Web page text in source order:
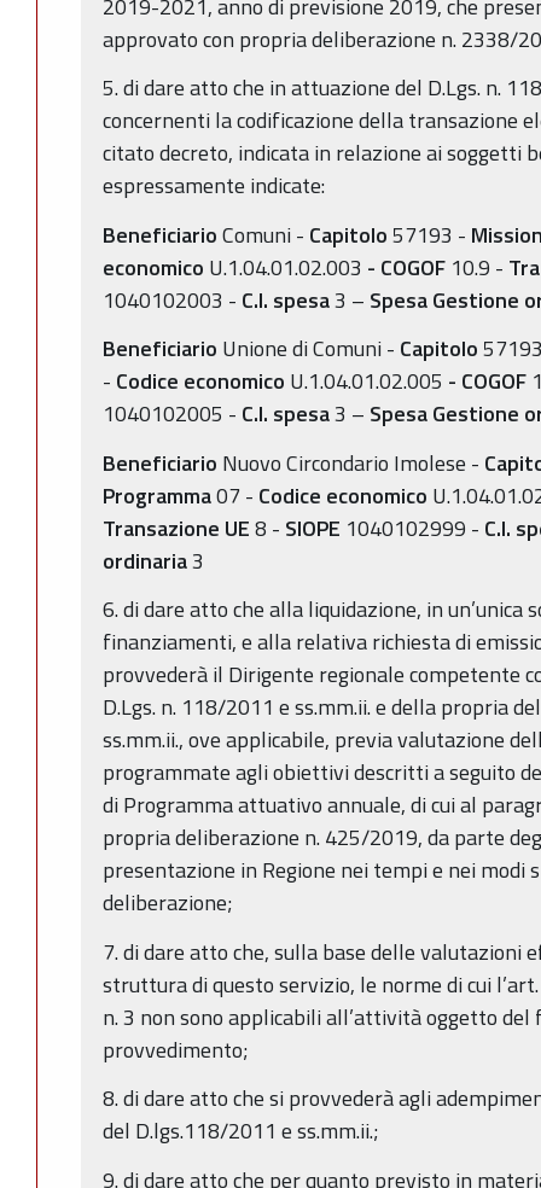
approvato con propria deliberazione n. 2338/
5. di dare atto che in attuazione del D.Lgs. n.
concernenti la codificazione della transazione
citato decreto, indicata in relazione ai soggetti
espressamente indicate:
BeneficiarioComuni - Capitolo57193 -
economico U.1.04.01.02.003 - COGOF 10.9 -
1040102003 - C.I. spesa3 – Spesa Gestione
Beneficiario Unione di Comuni - Capitolo
- Codice economico U.1.04.01.02.005 - COGOF
1040102005 - C.I. spesa3 – Spesa Gestione
Beneficiario Nuovo Circondario Imolese -
Programma07 - Codice economico
Transazione UE8 - SIOPE 1040102999 - C.I.
ordinaria3
6. di dare atto che alla liquidazione, in un’unica
finanziamenti, e alla relativa richiesta di
provvederà il Dirigente regionale competente
D.Lgs. n. 118/2011 e ss.mm.ii. e della propria
ss.mm.ii., ove applicabile, previa valutazione
programmate agli obiettivi descritti a seguito
di Programma attuativo annuale, di cui al
propria deliberazione n. 425/2019, da parte
presentazione in Regione nei tempi e nei modi
deliberazione;
7. di dare atto che, sulla base delle
struttura di questo servizio, le norme di cui
n. 3 non sono applicabili all’attività oggetto
provvedimento;
8. di dare atto che si provvederà agli
del D.lgs.118/2011 e ss.mm.ii.;
9. di dare atto che per quanto previsto in